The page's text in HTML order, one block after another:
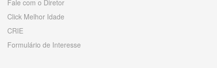
Fale com o Diretor
Click Melhor Idade
CRIE
Formulário de Interesse